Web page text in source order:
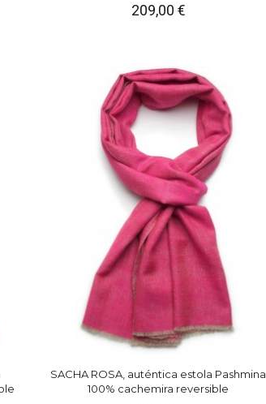
209,00 €
SACHA ROSA, auténtica estola Pashmina
100% cachemira reversible